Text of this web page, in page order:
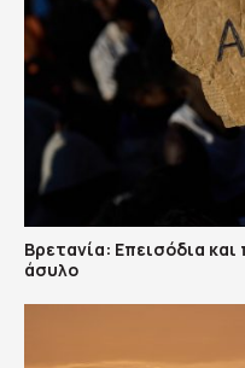
Βρετανία: Επεισόδια
άσυλο